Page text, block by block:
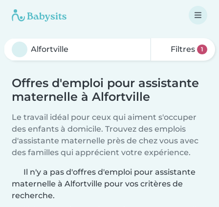
Filtres 1
Offres d'emploi pour assistante
maternelle à Alfortville
Le travail idéal pour ceux qui aiment s'occuper
des enfants à domicile. Trouvez des emplois
d'assistante maternelle près de chez vous avec
des familles qui apprécient votre expérience.
Il n'y a pas d'offres d'emploi pour assistante
maternelle à Alfortville pour vos critères de
recherche.